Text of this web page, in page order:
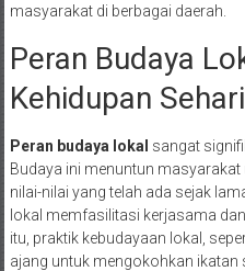
masyarakat di berbagai daerah.
Peran Budaya
Kehidupan
Peran budaya lokal sangat
Budaya ini menuntun
nilai-nilai yang telah ada sejak
lokal memfasilitasi kerjasama
itu, praktik kebudayaan lokal,
ajang untuk mengokohkan